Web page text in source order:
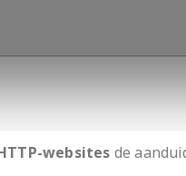
websites de